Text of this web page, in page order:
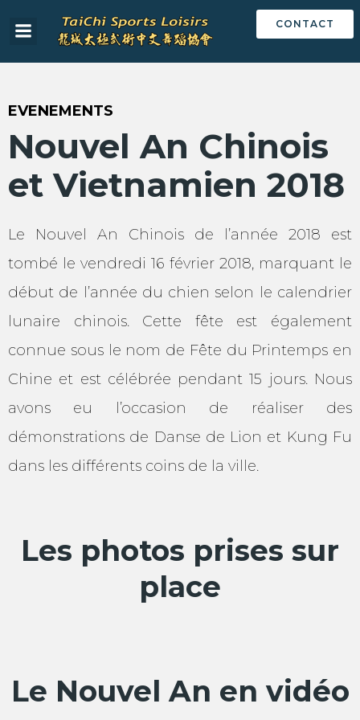
CONTACT
EVENEMENTS
Nouvel An Chinois
et Vietnamien 2018
Le Nouvel An Chinois de l’année 2018 est
tombé le vendredi 16 février 2018, marquant le
début de l’année du chien selon le calendrier
lunaire chinois. Cette fête est également
connue sous le nom de Fête du Printemps en
Chine et est célébrée pendant 15 jours. Nous
avons eu l’occasion de réaliser des
démonstrations de Danse de Lion et Kung Fu
dans les différents coins de la ville.
Les photos prises sur
place
Le Nouvel An en vidéo